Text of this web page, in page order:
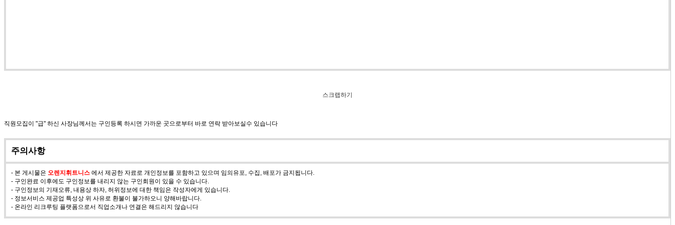
스크랩하기
직원모집이 "급" 하신 사장님께서는 구인등록 하시면 가까운 곳으로부터 바로 연락 받아보실수 있습니다
주의사항
- 본 게시물은 오렌지휘트니스 에서 제공한 자료로 개인정보를 포함하고 있으며 임의유포, 수집, 배포가 금지됩니다.
- 구인완료 이후에도 구인정보를 내리지 않는 구인회원이 있을 수 있습니다.
- 구인정보의 기재오류, 내용상 하자, 허위정보에 대한 책임은 작성자에게 있습니다.
- 정보서비스 제공업 특성상 위 사유로 환불이 불가하오니 양해바랍니다.
- 온라인 리크루팅 플랫폼으로서 직업소개나 연결은 해드리지 않습니다